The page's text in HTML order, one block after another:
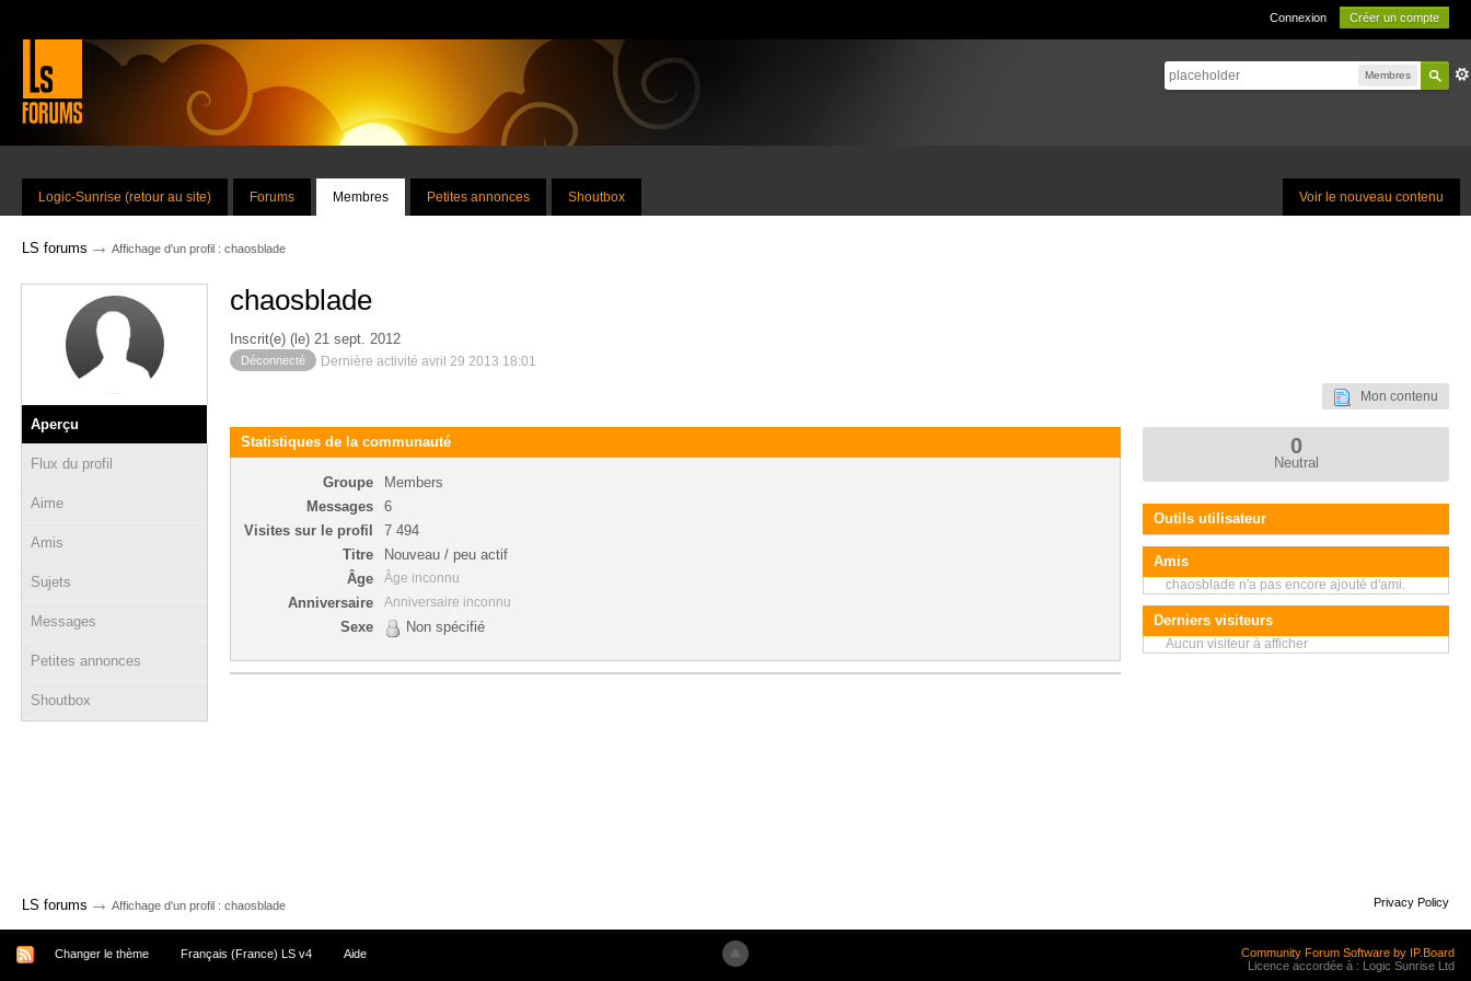
Connexion Créer un compte
Membres
Voir le nouveau contenu
Logic-Sunrise (retour au site) Forums Membres Petites annonces Shoutbox
LS forums → Affichage d'un profil : chaosblade
Aperçu
Flux du profil
Aime
Amis
Sujets
Messages
Petites annonces
Shoutbox
chaosblade
Inscrit(e) (le) 21 sept. 2012
Déconnecté Dernière activité avril 29 2013 18:01
Mon contenu
Statistiques de la communauté
Groupe
Members
Messages
6
Visites sur le profil
7 494
Titre
Nouveau / peu actif
Âge
Âge inconnu
Anniversaire Anniversaire inconnu
Sexe Non spécifié
0
Neutral
Outils utilisateur
Amis
chaosblade n'a pas encore ajouté d'ami.
Derniers visiteurs
Aucun visiteur à afficher
LS forums → Affichage d'un profil : chaosblade Privacy Policy
Changer le thème Français (France) LS v4 Aide
Community Forum Software by IP.Board
Licence accordée à : Logic Sunrise Ltd